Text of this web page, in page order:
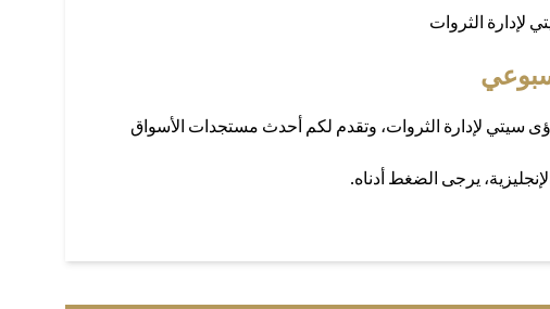
لإدارة الثروات
سيتي لإدارة الثروات، وتقدم لكم أحدث مستجدات الأسواق
يرجى الضغط أدناه.